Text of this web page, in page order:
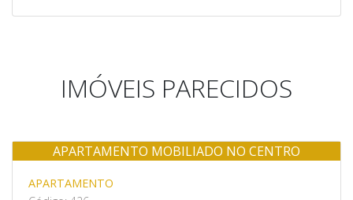
IMÓVEIS PARECIDOS
Venda
APARTAMENTO MOBILIADO NO CENTRO
APARTAMENTO